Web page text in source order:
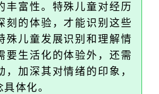
丰富性。特殊儿童对经历
刻的体验，才能识别这些
殊儿童发展识别和理解情
要生活化的体验外，还需
，加深其对情绪的印象，
体化。